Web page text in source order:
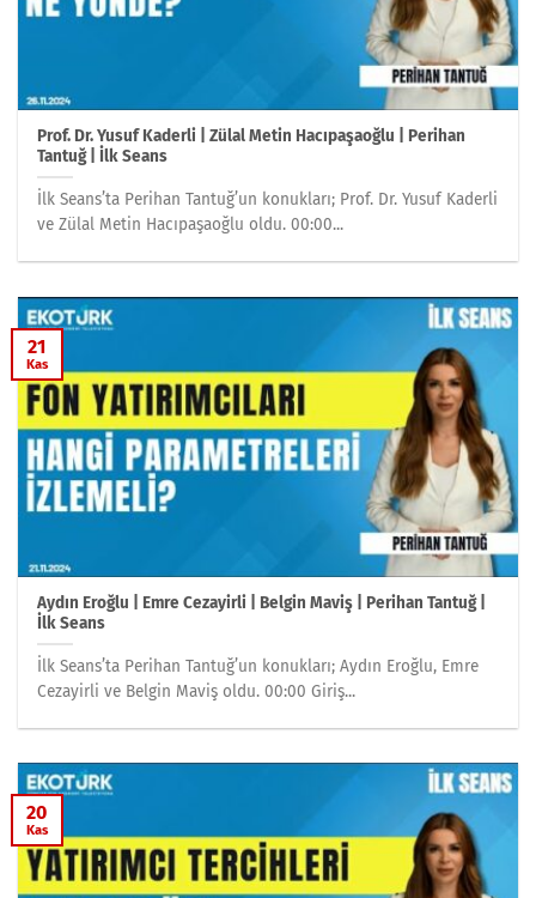
Prof. Dr. Yusuf Kaderli | Zülal Metin Hacıpaşaoğlu | Perihan
Tantuğ | İlk Seans
İlk Seans’ta Perihan Tantuğ’un konukları; Prof. Dr. Yusuf Kaderli
ve Zülal Metin Hacıpaşaoğlu oldu. 00:00...
Aydın Eroğlu | Emre Cezayirli | Belgin Maviş | Perihan Tantuğ |
İlk Seans
İlk Seans’ta Perihan Tantuğ’un konukları; Aydın Eroğlu, Emre
Cezayirli ve Belgin Maviş oldu. 00:00 Giriş...
21
Kas
20
Kas